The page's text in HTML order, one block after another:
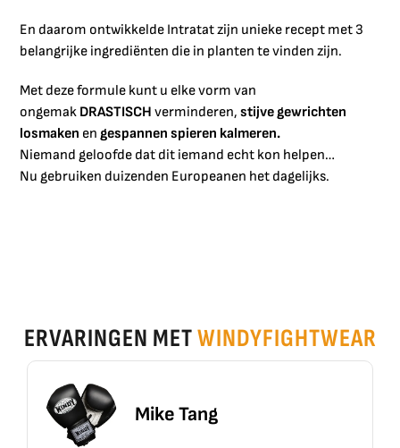
En daarom ontwikkelde Intratat zijn unieke recept met 3
belangrijke ingrediënten die in planten te vinden zijn.
Met deze formule kunt u elke vorm van
ongemak DRASTISCH verminderen,stijve gewrichten
losmaken en gespannen spieren kalmeren.
Niemand geloofde dat dit iemand echt kon helpen…
Nu gebruiken duizenden Europeanen het dagelijks.
ERVARINGEN METWINDYFIGHTWEAR
Mike Tang